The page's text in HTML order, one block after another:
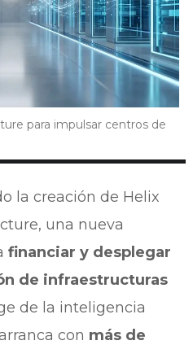
para impulsar centros de
la creación de Helix
una nueva
financiar y desplegar
de infraestructuras
de la inteligencia
con más de